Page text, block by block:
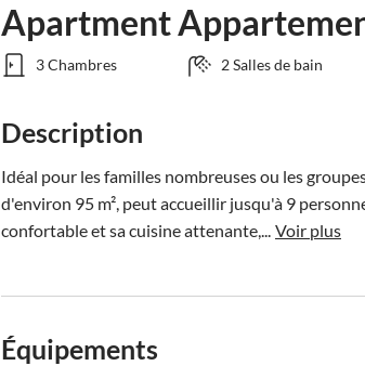
Apartment
3 Chambres 2 Salles de bain
Description
Idéal pour les familles nombreuses ou les
d'environ 95 m², peut accueillir jusqu'à 9
confortable et sa cuisine attenante,... Voir plus
Équipements